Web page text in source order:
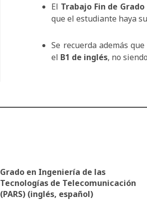
El Trabajo Fin de Grado
que el estudiante haya
Se recuerda además
el B1 de inglés, no
Grado en Ingeniería de las
Tecnologías de Telecomunicación
(PARS) (inglés, español)